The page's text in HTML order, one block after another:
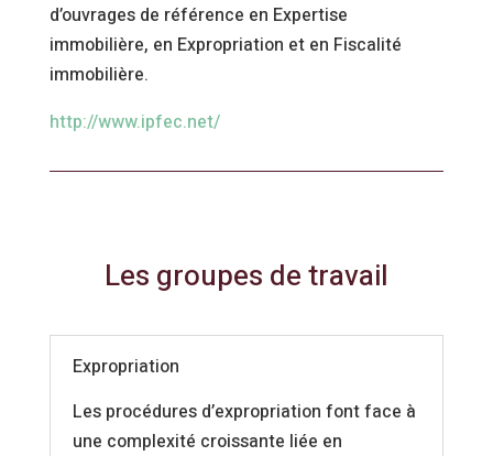
d’ouvrages de référence en Expertise
immobilière, en Expropriation et en Fiscalité
immobilière.
http://www.ipfec.net/
Les groupes de travail
Expropriation
Les procédures d’expropriation font face à
une complexité croissante liée en